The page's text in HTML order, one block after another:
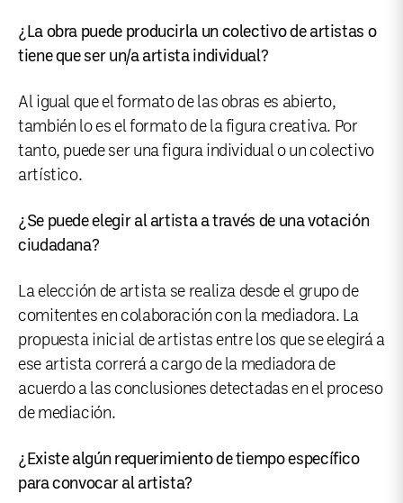
¿La obra puede producirla un colectivo de artistas o
tiene que ser un/a artista individual?
Al igual que el formato de las obras es abierto,
también lo es el formato de la figura creativa. Por
tanto, puede ser una figura individual o un colectivo
artístico.
¿Se puede elegir al artista a través de una votación
ciudadana?
La elección de artista se realiza desde el grupo de
comitentes en colaboración con la mediadora. La
propuesta inicial de artistas entre los que se elegirá a
ese artista correrá a cargo de la mediadora de
acuerdo a las conclusiones detectadas en el proceso
de mediación.
¿Existe algún requerimiento de tiempo específico
para convocar al artista?